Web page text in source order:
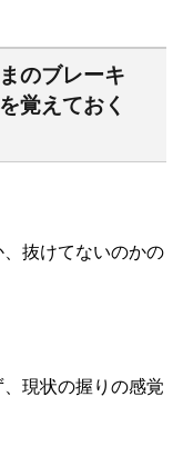
のブレーキ
覚えておく
抜けてないのかの
現状の握りの感覚